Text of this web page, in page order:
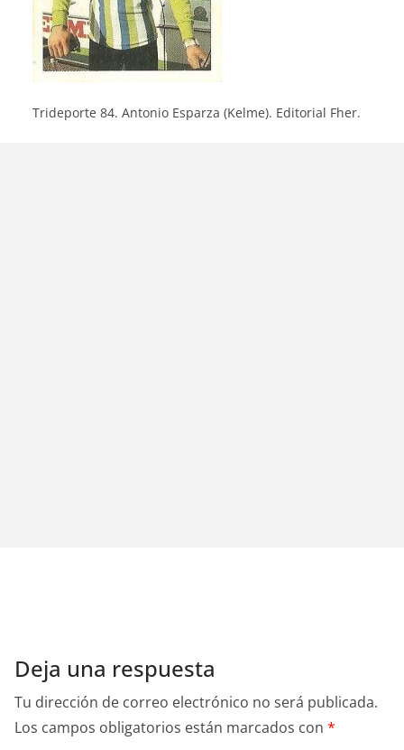
Trideporte 84. Antonio Esparza (Kelme). Editorial Fher.
Deja una respuesta
Tu dirección de correo electrónico no será publicada.
Los campos obligatorios están marcados con *